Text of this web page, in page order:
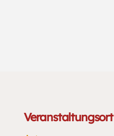
Veranstaltungsort